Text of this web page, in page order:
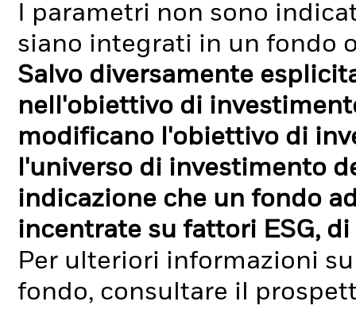
I parametri non sono
siano integrati in un fondo
Salvo diversamente
nell'obiettivo di
modificano l'obiettivo di
l'universo di investimento
indicazione che un fondo
incentrate su fattori ESG,
Per ulteriori informazioni
fondo, consultare il